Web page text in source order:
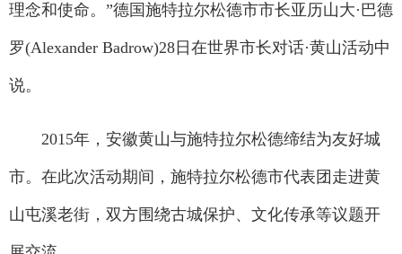
理念和使命。”德国施特拉尔松德市市长亚历山大·巴德
罗(Alexander Badrow)28日在世界市长对话·黄山活动中
说。
2015年，安徽黄山与施特拉尔松德缔结为友好城
市。在此次活动期间，施特拉尔松德市代表团走进黄
山屯溪老街，双方围绕古城保护、文化传承等议题开